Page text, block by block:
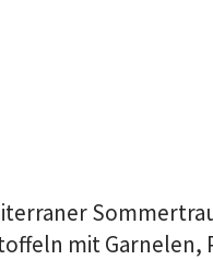
mit Garnelen,